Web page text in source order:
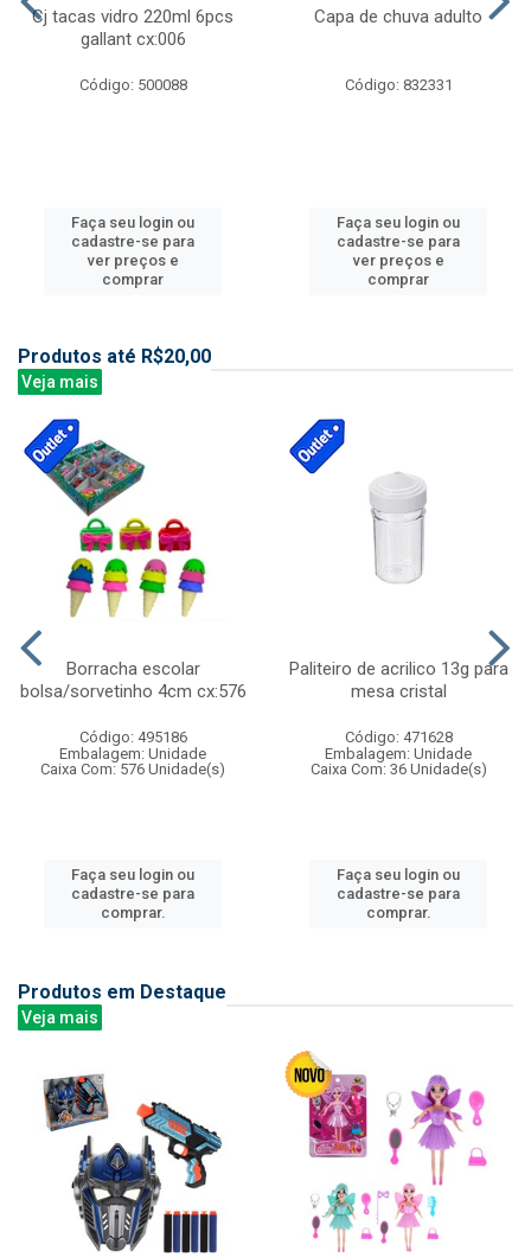
Cj tacas vidro 220ml 6pcs
gallant cx:006
Código: 500088
Faça seu login ou
cadastre-se para
ver preços e
comprar
Capa de chuva adulto
Código: 832331
Faça seu login ou
cadastre-se para
ver preços e
comprar
Produtos até R$20,00
Veja mais
Borracha escolar
bolsa/sorvetinho 4cm cx:576
Código: 495186
Embalagem: Unidade
Caixa Com: 576 Unidade(s)
Faça seu login ou
cadastre-se para
comprar.
Paliteiro de acrilico 13g para
mesa cristal
Código: 471628
Embalagem: Unidade
Caixa Com: 36 Unidade(s)
Faça seu login ou
cadastre-se para
comprar.
Produtos em Destaque
Veja mais